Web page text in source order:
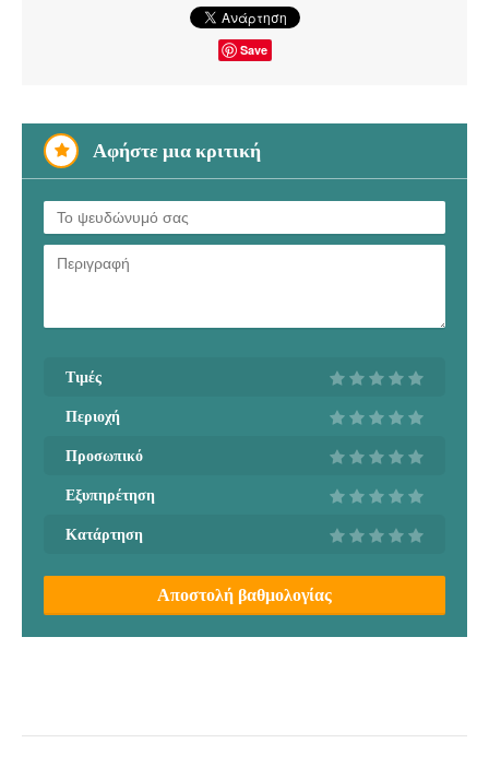
Save
Αφήστε μια κριτική
Τιμές
Περιοχή
Προσωπικό
Εξυπηρέτηση
Κατάρτηση
Αποστολή βαθμολογίας